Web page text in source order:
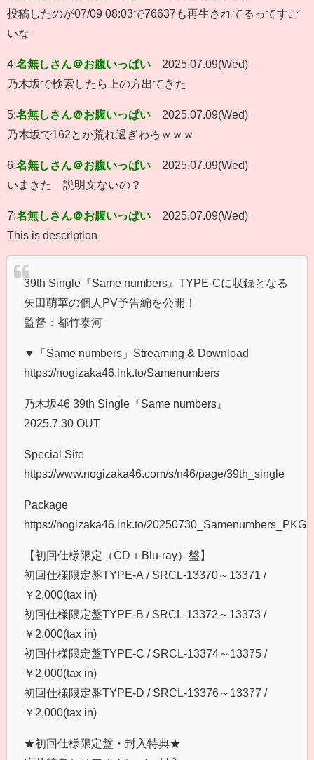
投稿したのが07/09 08:03で76637も再生されてるってすご
いな
4:名無しさん＠お腹いっぱい
2025.07.09(Wed)
乃木坂で検索したら上の方出てきた
5:名無しさん＠お腹いっぱい
2025.07.09(Wed)
乃木坂で162とか荒れ過ぎわろｗｗｗ
6:名無しさん＠お腹いっぱい
2025.07.09(Wed)
いまきた 説明文ないの？
7:名無しさん＠お腹いっぱい
2025.07.09(Wed)
This is description
39th Single『Same numbers』TYPE-Cに収録となる
矢田萌華の個人PV予告編を公開！
監督：都竹泰河
▼「Same numbers」Streaming & Download
https://nogizaka46.lnk.to/Samenumbers
乃木坂46 39th Single『Same numbers』
2025.7.30 OUT
Special Site
https://www.nogizaka46.com/s/n46/page/39th_single
Package
https://nogizaka46.lnk.to/20250730_Samenumbers_PKG
【初回仕様限定（CD＋Blu-ray）盤】
初回仕様限定盤TYPE-A / SRCL-13370～13371 /
￥2,000(tax in)
初回仕様限定盤TYPE-B / SRCL-13372～13373 /
￥2,000(tax in)
初回仕様限定盤TYPE-C / SRCL-13374～13375 /
￥2,000(tax in)
初回仕様限定盤TYPE-D / SRCL-13376～13377 /
￥2,000(tax in)
★初回仕様限定盤・封入特典★